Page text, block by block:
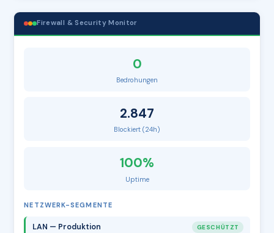
Firewall & Security Monitor
0
Bedrohungen
2.847
Blockiert (24h)
100%
Uptime
NETZWERK-SEGMENTE
LAN — Produktion GESCHÜTZT